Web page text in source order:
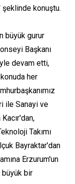
şeklinde konuştu.
büyük gurur
Başkanı
devam etti,
her
ile Sanayi ve
Takımı
Bayraktar'dan
Erzurum'un
büyük bir